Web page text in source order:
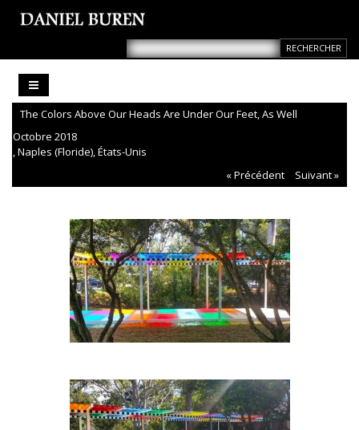
The Colors Above Our Heads Are Under Our Feet, As Well
Octobre 2018
, Naples (Floride), États-Unis
« Précédent
Suivant »